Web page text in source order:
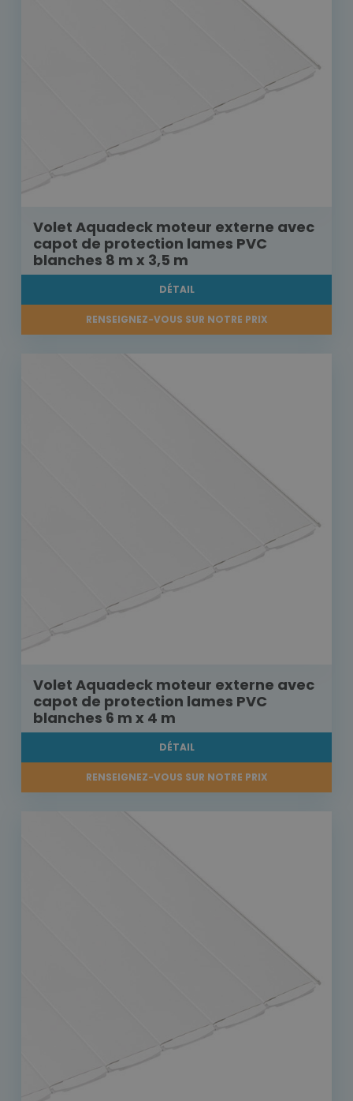
Volet Aquadeck moteur externe avec
capot de protection lames PVC
blanches 8 m x 3,5 m
DÉTAIL
RENSEIGNEZ-VOUS SUR NOTRE PRIX
Volet Aquadeck moteur externe avec
capot de protection lames PVC
blanches 6 m x 4 m
DÉTAIL
RENSEIGNEZ-VOUS SUR NOTRE PRIX